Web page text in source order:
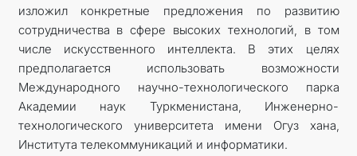
изложил конкретные предложения по развитию
сотрудничества в сфере высоких технологий, в том
числе искусственного интеллекта. В этих целях
предполагается использовать возможности
Международного научно-технологического парка
Академии наук Туркменистана, Инженерно-
технологического университета имени Огуз хана,
Института телекоммуникаций и информатики.